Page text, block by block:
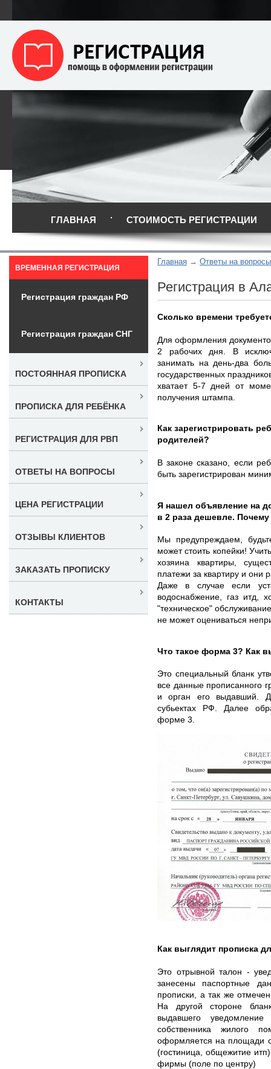
ГЛАВНАЯ СТОИМОСТЬ РЕГИСТРАЦИИ
Главная Ответы на
Регистрация в
Сколько времени
Для оформления
2 рабочих дня. В
занимать на день-два
государственных
хватает 5-7 дней от
получения штампа.
Как зарегистрировать
родителей?
В законе сказано, если
быть зарегистрирован
Я нашел объявление на
в 2 раза дешевле.
Мы предупреждаем,
может стоить копейки!
хозяина квартиры,
платежи за квартиру и они
Даже в случае если
водоснабжение, газ итд,
"техническое"
не может оцениваться
Что такое форма 3? Как
Это специальный бланк
все данные прописанного
и орган его выдавший.
субьектах РФ. Далее
форме 3.
Как выглядит прописка
Это отрывной талон -
занесены паспортные
прописки, а так же
На другой стороне
выдавшего
собственника жилого
оформляется на площади
(гостиница, общежитие
фирмы (поле по центру)
ВРЕМЕННАЯ РЕГИСТРАЦИЯ
Регистрация граждан РФ
Регистрация граждан СНГ
ПОСТОЯННАЯ ПРОПИСКА
ПРОПИСКА ДЛЯ РЕБЁНКА
РЕГИСТРАЦИЯ ДЛЯ РВП
ОТВЕТЫ НА ВОПРОСЫ
ЦЕНА РЕГИСТРАЦИИ
ОТЗЫВЫ КЛИЕНТОВ
ЗАКАЗАТЬ ПРОПИСКУ
КОНТАКТЫ